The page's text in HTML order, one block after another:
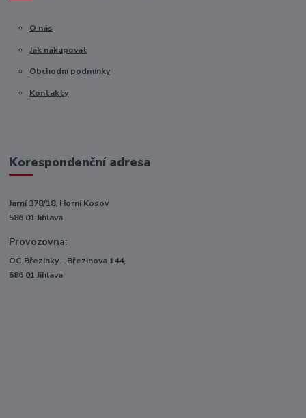
O nás
Jak nakupovat
Obchodní podmínky
Kontakty
Korespondenční adresa
Jarní 378/18, Horní Kosov
586 01 Jihlava
Provozovna:
OC Březinky - Březinova 144,
586 01 Jihlava